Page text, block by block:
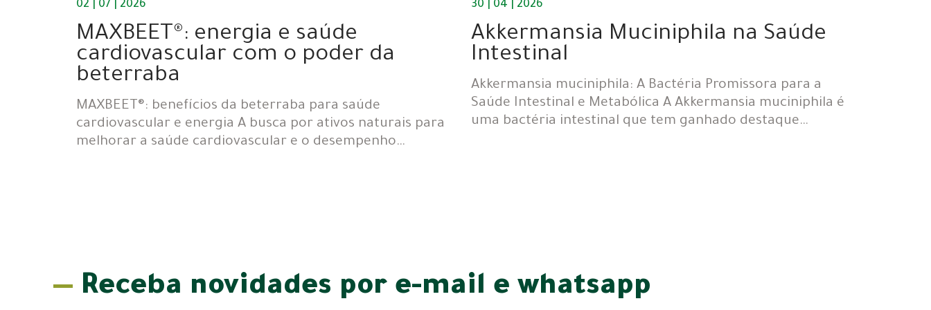
02 | 07 | 2026
MAXBEET®: energia e saúde
cardiovascular com o poder da
beterraba
MAXBEET®: benefícios da beterraba para saúde
cardiovascular e energia A busca por ativos naturais para
melhorar a saúde cardiovascular e o desempenho…
30 | 04 | 2026
Akkermansia Muciniphila na Saúde
Intestinal
Akkermansia muciniphila: A Bactéria Promissora para a
Saúde Intestinal e Metabólica A Akkermansia muciniphila é
uma bactéria intestinal que tem ganhado destaque…
Receba novidades por e-mail e whatsapp